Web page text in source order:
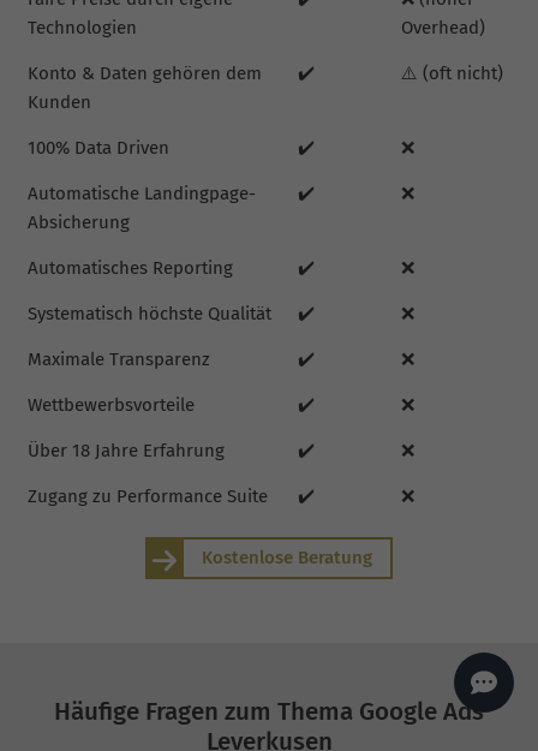
Technologien
Overhead)
Konto & Daten gehören dem
Kunden
✔️ ⚠️ (oft nicht)
100% Data Driven ✔️ ❌
Automatische Landingpage-
Absicherung
✔️ ❌
Automatisches Reporting ✔️ ❌
Systematisch höchste Qualität ✔️ ❌
Maximale Transparenz ✔️ ❌
Wettbewerbsvorteile ✔️ ❌
Über 18 Jahre Erfahrung ✔️ ❌
Zugang zu Performance Suite ✔️ ❌
Kostenlose Beratung
Häufige Fragen zum Thema Google Ads
Leverkusen
Hallo, willkommen bei
Wie kann ich dir helfen?
Profi-SEO startet bei uns
bereits ab 499 € pro
Performance Suite